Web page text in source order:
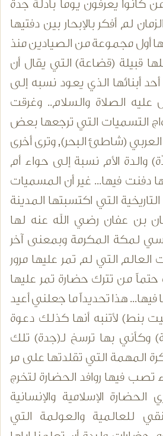
كانوا يعرفون يوماً بأدلة جدة
لم أفكر بالإبحار بين دفتيها
أول مجموعة من الصيادين منذ
قبيلة (قضاعة) التي يقال أن
أبنائها الذي يعود نسبه إلى
عليه الصلاة والسلام.. وغرقت
التسميات التي ترجعها بعض
العربي (شاطئ البحر), وترى أخرى
والدة الأم نسبة إلى حواء أم
دفنت فيها... غير أن المسميات
التاريخية التي اكتسبتها المدينة
بن عفان رضي الله عنه لها
لمكة المكرمة وبمعنى آخر
العالم التي لم تمر عليها مرور
من تترك حضارة تمر عليها
هذا تحديداً ما جعلني أعيد
بنط) لأتنبه أنها كذلك دعوة
وكأني بها ترسخ لـ(جدة) تلك
المهمة التي تقلدتها على مر
تصب فيها روافد الحضارة لتخرج
الإسلامية والإنسانية
للعالمية والعولمة التي